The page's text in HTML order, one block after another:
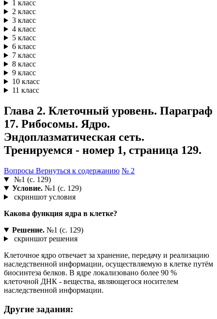
1 класс
2 класс
3 класс
4 класс
5 класс
6 класс
7 класс
8 класс
9 класс
10 класс
11 класс
Глава 2. Клеточный уровень. Параграф
17. Рибосомы. Ядро.
Эндоплазматическая сеть.
Тренируемся - номер 1, страница 129.
Вопросы Вернуться к содержанию № 2
№1 (с. 129)
Условие.№1 (с. 129)
скриншот условия
Какова функция ядра в клетке?
Решение.№1 (с. 129)
скриншот решения
Клеточное ядро отвечает за хранение, передачу и реализацию
наследственной информации, осуществляемую в клетке путём
биосинтеза белков. В ядре локализовано более 90 %
клеточной ДНК - вещества, являющегося носителем
наследственной информации.
Другие задания: